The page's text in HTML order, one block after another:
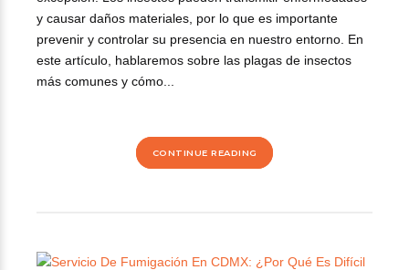
y causar daños materiales, por lo que es importante
prevenir y controlar su presencia en nuestro entorno. En
este artículo, hablaremos sobre las plagas de insectos
más comunes y cómo...
CONTINUE READING